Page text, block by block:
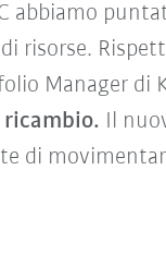
abbiamo
risorse.
Manager di
ricambio. Il
di